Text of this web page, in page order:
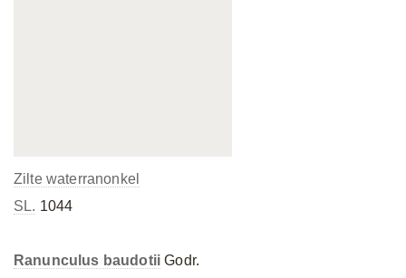
Zilte waterranonkel
SL. 1044
Ranunculus baudotii Godr.